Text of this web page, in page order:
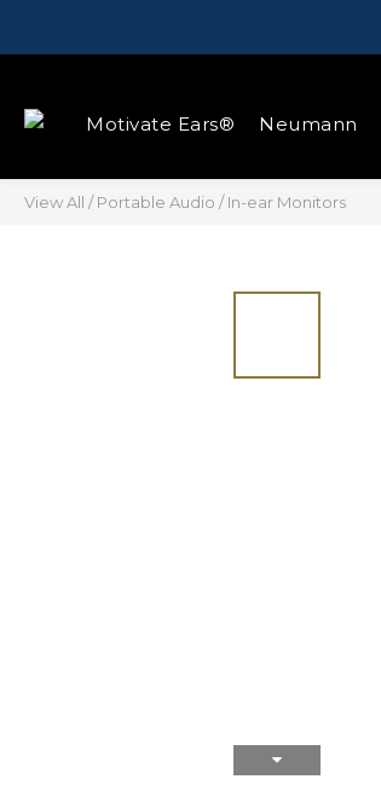
Motivate Ears® Neumann
View All /Portable Audio /In-ear Monitors